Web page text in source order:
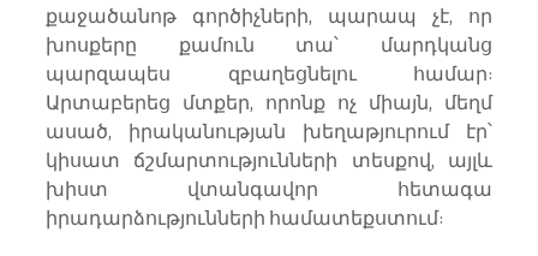
քաջածանոթ գործիչների, պարապ չէ, որ
խոսքերը քամուն տա՝ մարդկանց
պարզապես զբաղեցնելու համար:
Արտաբերեց մտքեր, որոնք ոչ միայն, մեղմ
ասած, իրականության խեղաթյուրում էր՝
կիսատ ճշմարտությունների տեսքով, այլև
խիստ վտանգավոր հետագա
իրադարձությունների համատեքստում: